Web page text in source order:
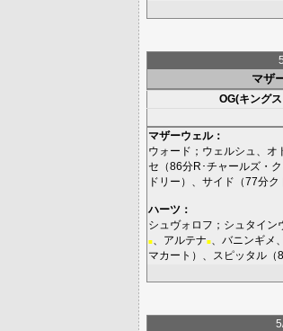
マザ
OG(キング
マザーウェル：
ウォード ； ウェルシュ オ
セ （86分R･チャールズ・
ドリー ）、 サイド （77分ク
ハーツ ：
シュヴォロフ ； シュタイン
■ アルテナ■ バニンギメ
マカート ）、 スピッタル